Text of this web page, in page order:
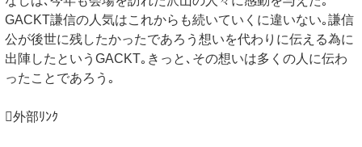
GACKT謙信の人気はこれからも続いていくに違いない｡謙信
公が後世に残したかったであろう想いを代わりに伝える為に
出陣したというGACKT｡きっと､その想いは多くの人に伝わ
ったことであろう｡
外部ﾘﾝｸ